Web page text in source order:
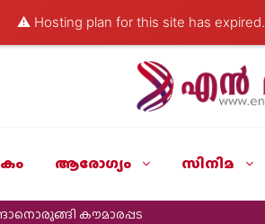
⚠️ Hosting plan for this site has expired.
ആരോഗ്യം സിനിമ
കൗമാരപ്പട